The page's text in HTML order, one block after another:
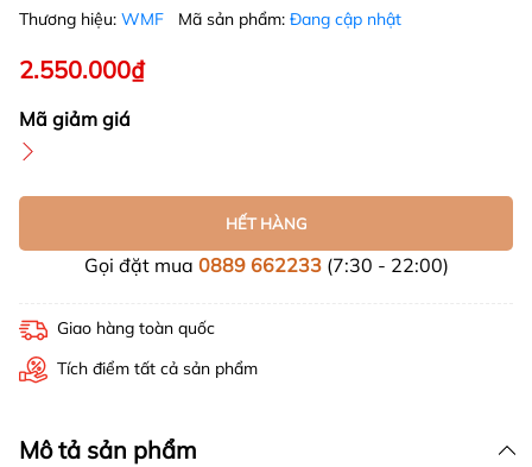
Thương hiệu: WMF Mã sản phẩm: Đang cập nhật
2.550.000₫
Mã giảm giá
HẾT HÀNG
Gọi đặt mua 0889 662233(7:30 - 22:00)
Giao hàng toàn quốc
Tích điểm tất cả sản phẩm
Mô tả sản phẩm